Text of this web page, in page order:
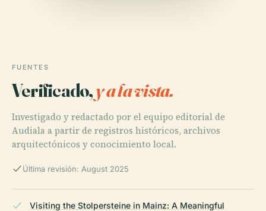
FUENTES
Verificado,y a la vista.
Investigado y redactado por el equipo editorial de
Audiala a partir de registros históricos, archivos
arquitectónicos y conocimiento local.
Última revisión: August 2025
Visiting the Stolpersteine in Mainz: A Meaningful